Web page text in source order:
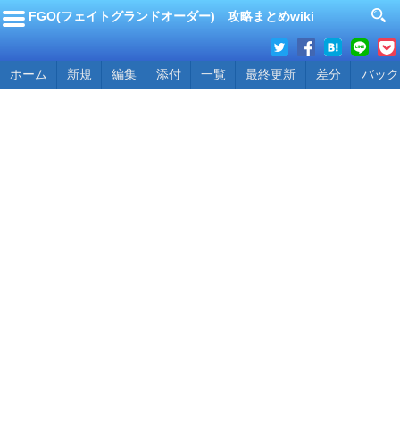
FGO(フェイトグランドオーダー) 攻略まとめwiki
ホーム 新規 編集 添付 一覧 最終更新 差分 バッ